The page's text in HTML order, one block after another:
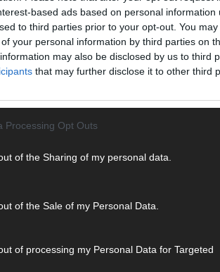
based ads based on personal information
to third parties prior to your opt-out. You
your personal information by third parties on
may also be disclosed by us to third
that may further disclose it to other third
Processing Opt Outs
of the Sharing of my personal data.
of the Sale of my Personal Data.
of processing my Personal Data for Targeted
(Vor- und Nachname) und eine gültige E-
kurz. Beiträge, die unsere
Hetze, Spam oder Werbung werden